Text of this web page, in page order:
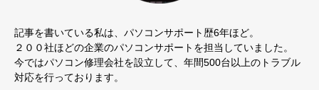
記事を書いている私は、パソコンサポート歴6年ほど。
２００社ほどの企業のパソコンサポートを担当していました。
今ではパソコン修理会社を設立して、年間500台以上のトラブル
対応を行っております。